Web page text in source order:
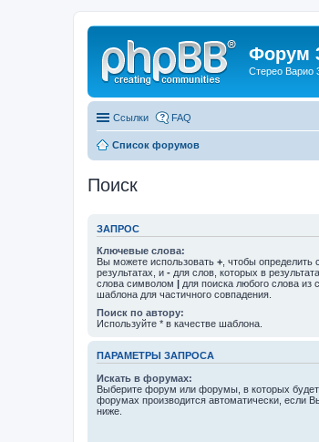
Форум
Стерео Варио
Ссылки FAQ
Список форумов
Поиск
ЗАПРОС
Ключевые слова:
Вы можете использовать + , чтобы
результатах, и - для слов, которых в
слова символом | для поиска любого слова из
шаблона для частичного совпадения.
Поиск по автору:
Используйте * в качестве шаблона.
ПАРАМЕТРЫ ЗАПРОСА
Искать в форумах:
Выберите форум или форумы, в которых
форумах производится автоматически, если
ниже.